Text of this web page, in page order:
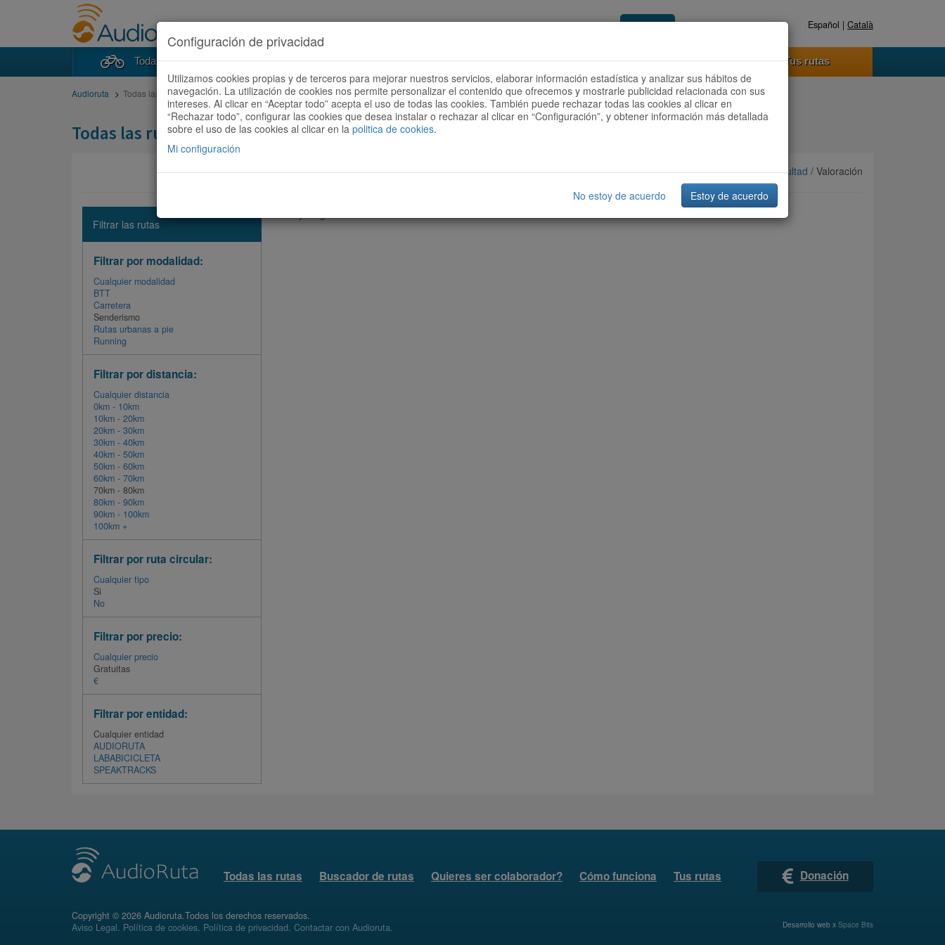
Acceder Registrate ahora Español | Català
Todas las rutas Buscador de rutas Quieres ser colaborador? Cómo funciona Tus rutas
Audioruta Todas las rutas
Todas las rutas
Ordenar por:Más recientes/Dificultad / Valoración
Filtrar las rutas
Filtrar por modalidad:
Cualquier modalidad
BTT
Carretera
Senderismo
Rutas urbanas a pie
Running
Filtrar por distancia:
Cualquier distancia
0km - 10km
10km - 20km
20km - 30km
30km - 40km
40km - 50km
50km - 60km
60km - 70km
70km - 80km
80km - 90km
90km - 100km
100km +
Filtrar por ruta circular:
Cualquier tipo
Si
No
Filtrar por precio:
Cualquier precio
Gratuitas
€
Filtrar por entidad:
Cualquier entidad
AUDIORUTA
LABABICICLETA
SPEAKTRACKS
Todas las rutas Buscador de rutas Quieres ser colaborador? Cómo funciona Tus rutas Donación
Copyright © 2026 Audioruta.Todos los derechos reservados.
Aviso Legal. Política de cookies. Política de privacidad. Contactar con Audioruta. Desarrollo web x Space Bits
Configuración de privacidad
Utilizamos cookies propias y de terceros para mejorar nuestros servicios, elaborar información estadística y analizar sus hábitos de
navegación. La utilización de cookies nos permite personalizar el contenido que ofrecemos y mostrarle publicidad relacionada con sus
intereses. Al clicar en “Aceptar todo” acepta el uso de todas las cookies. También puede rechazar todas las cookies al clicar en
“Rechazar todo”, configurar las cookies que desea instalar o rechazar al clicar en “Configuración”, y obtener información más detallada
sobre el uso de las cookies al clicar en la politica de cookies.
Mi configuración
No estoy de acuerdo Estoy de acuerdo